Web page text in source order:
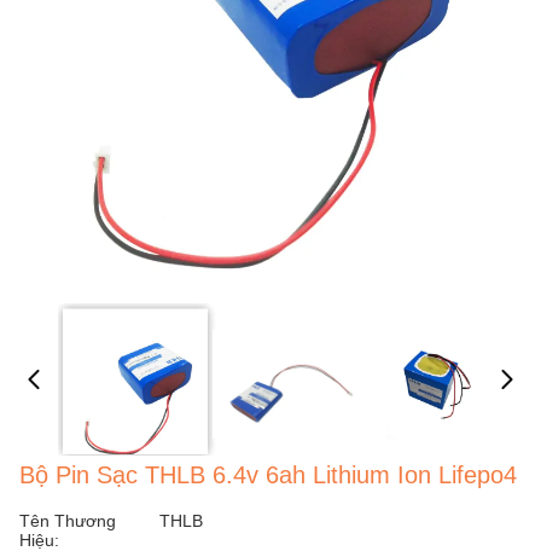
Bộ Pin Sạc THLB 6.4v 6ah Lithium Ion Lifepo4
Tên Thương
Hiệu:
THLB